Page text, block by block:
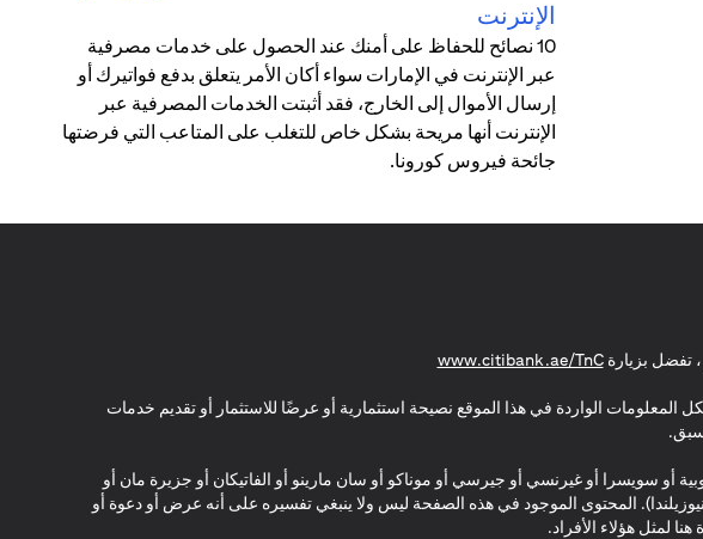
الإنترنت
10 نصائح للحفاظ على أمنك عند الحصول على خدمات مصرفية
عبر الإنترنت في الإمارات سواء أكان الأمر يتعلق بدفع فواتيرك أو
إرسال الأموال إلى الخارج، فقد أثبتت الخدمات المصرفية عبر
الإنترنت أنها مريحة بشكل خاص للتغلب على المتاعب التي فرضتها
جائحة فيروس كورونا.
تفضل بزيارةwww.citibank.ae/TnC
(opens in a new tab)
المعلومات الواردة في هذا الموقع نصيحة استثمارية أو عرضًا للاستثمار أو تقديم خدمات
أو سويسرا أو غيرنسي أو جيرسي أو موناكو أو سان مارينو أو الفاتيكان أو جزيرة مان أو
المحتوى الموجود في هذه الصفحة ليس ولا ينبغي تفسيره على أنه عرض أو دعوة أو
لمثل هؤلاء الأفراد.